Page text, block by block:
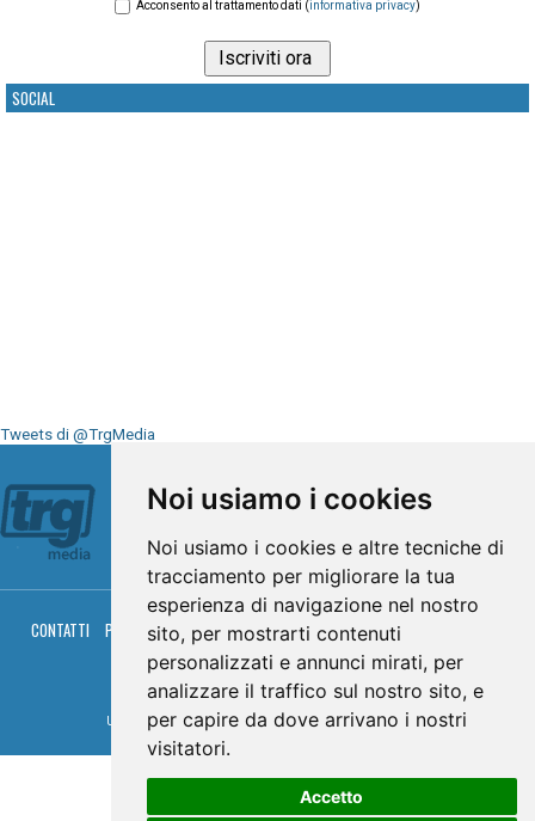
Noi usiamo i cookies
Noi usiamo i cookies e altre tecniche di
tracciamento per migliorare la tua
esperienza di navigazione nel nostro
sito, per mostrarti contenuti
personalizzati e annunci mirati, per
analizzare il traffico sul nostro sito, e
per capire da dove arrivano i nostri
visitatori.
Accetto
Acconsento al trattamento dati (informativa privacy)
SOCIAL
Tweets di @TrgMedia
CONTATTI PRIVACY COOKIES PALINSESTO DIRETTA TV
RGM HITRADIO
© TRG Media 2005-2026
Umbria Televisioni s.r.l. - P.I.00496230541 -www.trgmedia.it- Powered by